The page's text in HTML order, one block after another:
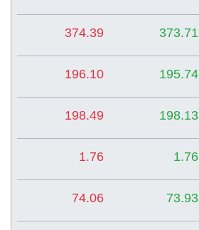
373.71
374.39
195.74
196.10
198.13
198.49
1.76
1.76
73.93
74.06